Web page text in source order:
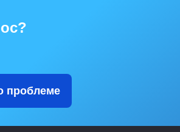
проблеме